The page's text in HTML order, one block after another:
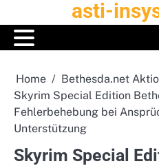
to
content
asti-
Home
Bethesda.net
Skyrim Special Edition
Fehlerbehebung bei
Unterstützung
Skyrim Special